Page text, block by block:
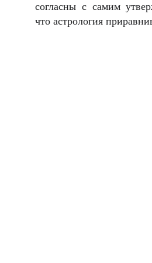
согласны с самим
что астрология